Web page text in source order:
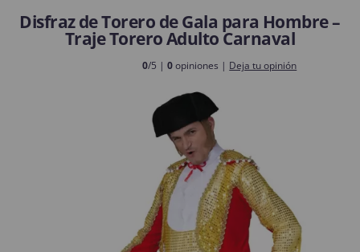
Es mi primera vez
Soy nuevo
disfracestuyyo.com
compras rápidamente en nuestra tienda virtual, revisar el estado de tus
pedidos y consultar tus operaciones anteriores.
¡Adelante! Te estabamos esperando.
CREAR CUENTA
Disfraz de Torero de Gala para Hombre –
Traje Torero Adulto Carnaval
0/5 |0opiniones | Deja tu opinión